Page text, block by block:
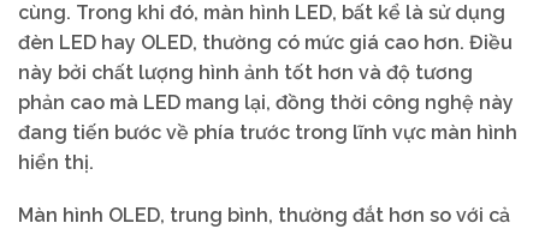
cùng. Trong khi đó, màn hình LED, bất kể là sử dụng
đèn LED hay OLED, thường có mức giá cao hơn. Điều
này bởi chất lượng hình ảnh tốt hơn và độ tương
phản cao mà LED mang lại, đồng thời công nghệ này
đang tiến bước về phía trước trong lĩnh vực màn hình
hiển thị.
Màn hình OLED, trung bình, thường đắt hơn so với cả